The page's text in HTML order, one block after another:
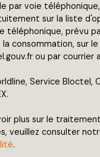
par voie
sur la liste
téléphonique, prévu
consommation, sur
ou par courrier
Service Bloctel,
plus sur le
veuillez consulter
.